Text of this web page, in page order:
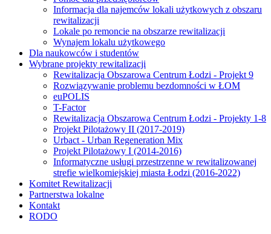
Informacja dla najemców lokali użytkowych z obszaru
rewitalizacji
Lokale po remoncie na obszarze rewitalizacji
Wynajem lokalu użytkowego
Dla naukowców i studentów
Wybrane projekty rewitalizacji
Rewitalizacja Obszarowa Centrum Łodzi - Projekt 9
Rozwiązywanie problemu bezdomności w ŁOM
euPOLIS
T-Factor
Rewitalizacja Obszarowa Centrum Łodzi - Projekty 1-8
Projekt Pilotażowy II (2017-2019)
Urbact - Urban Regeneration Mix
Projekt Pilotażowy I (2014-2016)
Informatyczne usługi przestrzenne w rewitalizowanej
strefie wielkomiejskiej miasta Łodzi (2016-2022)
Komitet Rewitalizacji
Partnerstwa lokalne
Kontakt
RODO